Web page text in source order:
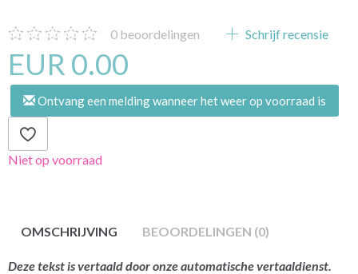
0 beoordelingen Schrijf recensie
EUR 0.00
Ontvang een melding wanneer het weer op voorraad is
Niet op voorraad
OMSCHRIJVING BEOORDELINGEN (0)
Deze tekst is vertaald door onze automatische vertaaldienst.